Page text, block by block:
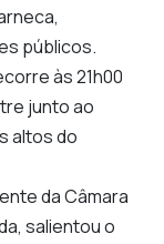
públicos.
às 21h00
junto ao
altos do
daCâmara
, salientou o